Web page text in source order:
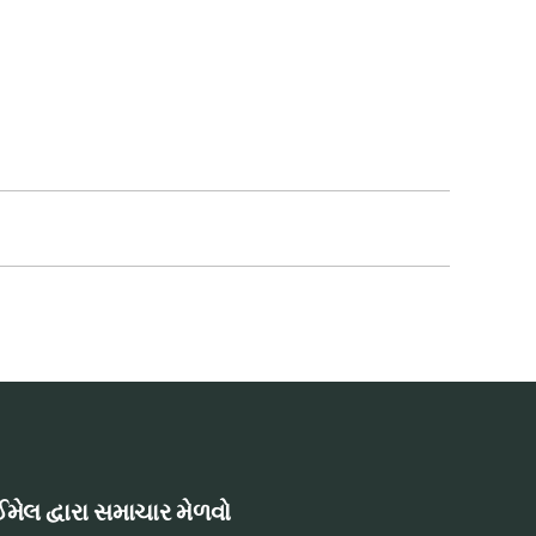
દ્વારા સમાચાર મેળવો